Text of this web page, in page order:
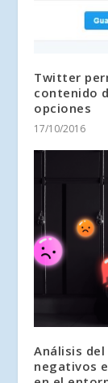
Twitter
contenido
opciones
17/10/2016
Análisis
negativos